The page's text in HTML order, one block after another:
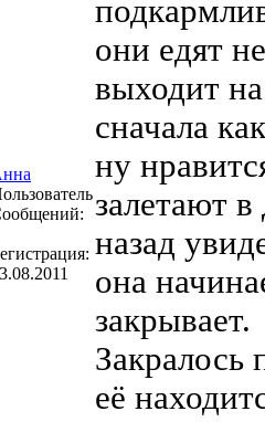
они едят
выходит
сначала
ну
залетают
назад
она
закрывает.
Закралось
её